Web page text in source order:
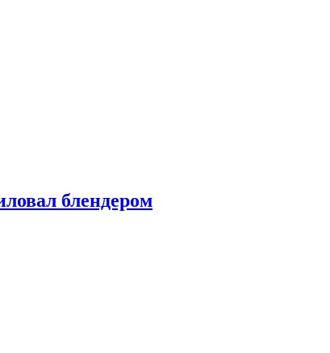
блендером